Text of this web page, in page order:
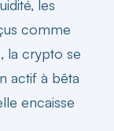
les
comme
la crypto se
actif à bêta
encaisse